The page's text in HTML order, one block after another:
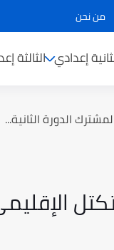
من نحن
إعدادي الثالثة
الدورة الثانية...